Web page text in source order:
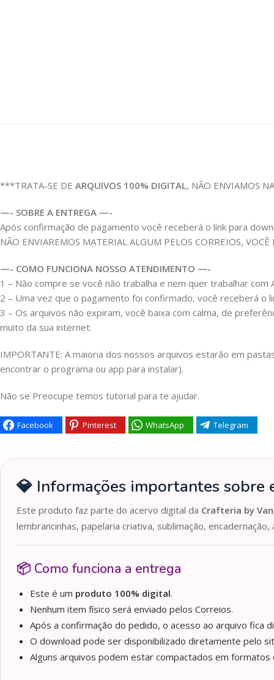
***TRATA-SE DE ARQUIVOS 100% DIGITAL, NÃO ENVIAMOS
—- SOBRE A ENTREGA —-
Após confirmação de pagamento você receberá o link para
NÃO ENVIAREMOS MATERIAL ALGUM PELOS CORREIOS,
—- COMO FUNCIONA NOSSO ATENDIMENTO —-
1 – Não compre se você não trabalha e nem quer trabalhar com
2 – Uma vez que o pagamento foi confirmado, você receberá o
3 – Os arquivos não expiram, você baixa com calma, de
muito da sua internet.
IMPORTANTE: A maioria dos nossos arquivos estarão em
encontrar o programa ou app para instalar).
Não se Preocupe temos tutorial para te ajudar.
Facebook Pinterest WhatsApp Telegram
💎 Informações importantes
Este produto faz parte do acervo digital da Crafteria by Van
lembrancinhas, papelaria criativa, sublimação,
📦 Como funciona a entrega
Este é um produto 100% digital.
Nenhum item físico será enviado pelos Correios.
Após a confirmação do pedido, o acesso ao arquivo
O download pode ser disponibilizado diretamente pelo
Alguns arquivos podem estar compactados em